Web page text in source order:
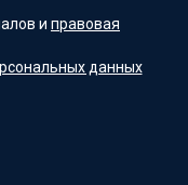
и правовая
данных